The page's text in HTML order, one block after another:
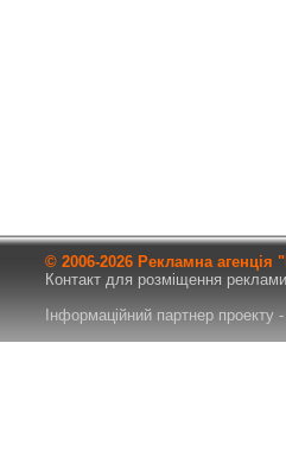
© 2006-2026 Рекламна
Контакт для розміщення
Інформаційний партнер проекту